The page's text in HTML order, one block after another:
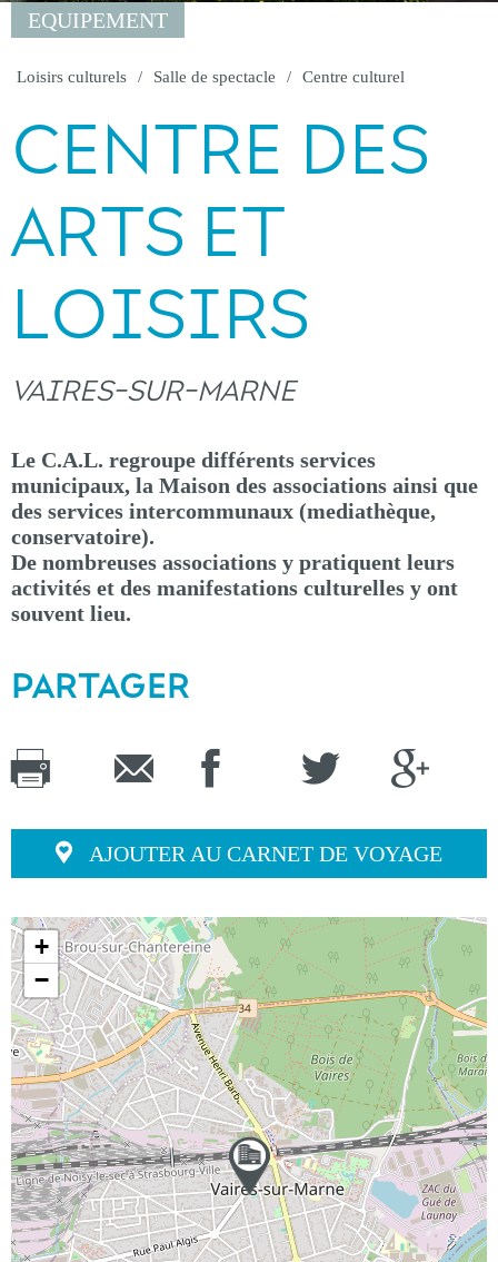
EQUIPEMENT
Loisirs culturels Salle de spectacle Centre culturel
CENTRE DES
ARTS ET
LOISIRS
VAIRES-SUR-MARNE
Le C.A.L. regroupe différents services
municipaux, la Maison des associations ainsi que
des services intercommunaux (mediathèque,
conservatoire).
De nombreuses associations y pratiquent leurs
activités et des manifestations culturelles y ont
souvent lieu.
PARTAGER
AJOUTER AU CARNET DE VOYAGE
+
−